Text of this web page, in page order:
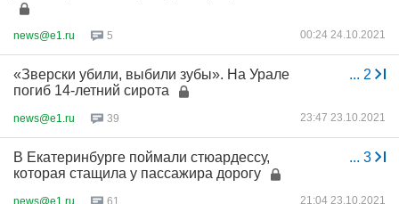
news@e1.ru 5 00:24 24.10.2021
... 2
«Зверски убили, выбили зубы». На Урале
погиб 14-летний сирота
news@e1.ru 39 23:47 23.10.2021
... 3
В Екатеринбурге поймали стюардессу,
которая стащила у пассажира дорогу
news@e1.ru 61 21:04 23.10.2021